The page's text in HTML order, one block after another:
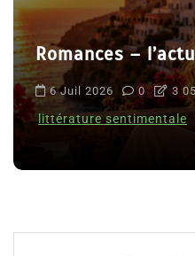
Romances –
6 Juil 2026 0 3
littérature sentimentale